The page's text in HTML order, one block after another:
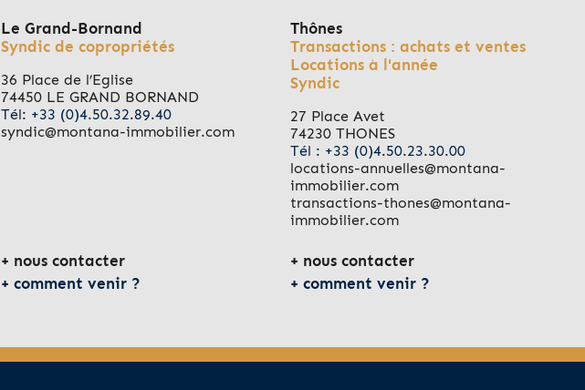
Le Grand-Bornand
Syndic de copropriétés
36 Place de l’Eglise
74450 LE GRAND BORNAND
Tél: +33 (0)4.50.32.89.40
syndic@montana-immobilier.com
nous contacter
comment venir ?
Thônes
Transactions : achats et ventes
Locations à l'année
Syndic
27 Place Avet
74230 THONES
Tél : +33 (0)4.50.23.30.00
locations-annuelles@montana-
immobilier.com
transactions-thones@montana-
immobilier.com
nous contacter
comment venir ?